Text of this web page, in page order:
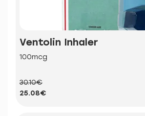
Ventolin Inhaler
100mcg
30.10€
25.08€